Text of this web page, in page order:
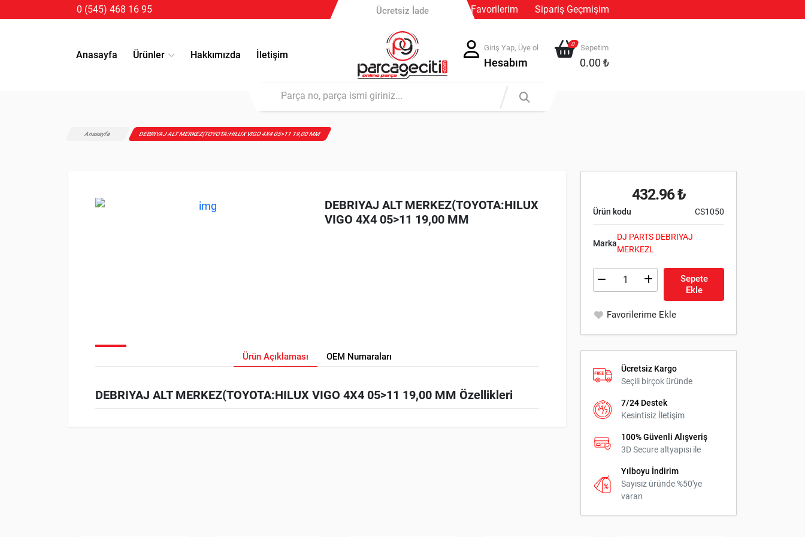
0 (545) 468 16 95
Ücretsiz İade
Favorilerim Sipariş Geçmişim
Anasayfa Ürünler Hakkımızda İletişim
Giriş Yap, Üye ol
Hesabım
0 Sepetim
0.00 ₺
Anasayfa DEBRIYAJ ALT MERKEZ(TOYOTA:HILUX VIGO 4X4 05>11 19,00 MM
DEBRIYAJ ALT MERKEZ(TOYOTA:HILUX
VIGO 4X4 05>11 19,00 MM
Ürün Açıklaması OEM Numaraları
DEBRIYAJ ALT MERKEZ(TOYOTA:HILUX VIGO 4X4 05>11 19,00 MM Özellikleri
432.96 ₺
Ürün kodu CS1050
Marka
DJ PARTS DEBRIYAJ
MERKEZL
Sepete
Ekle
Favorilerime Ekle
Ücretsiz Kargo
Seçili birçok üründe
7/24 Destek
Kesintisiz İletişim
100% Güvenli Alışveriş
3D Secure altyapısı ile
Yılboyu İndirim
Sayısız üründe %50'ye
varan